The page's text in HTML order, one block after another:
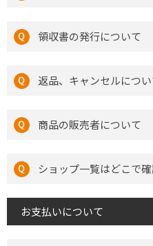
領収書の発行について
返品、キャンセルにつ
商品の販売者について
ショップ一覧はどこで
お支払いについて